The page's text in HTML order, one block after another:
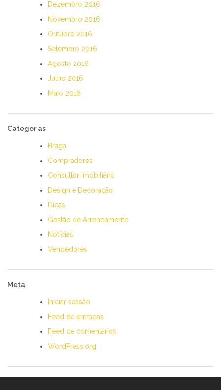
Dezembro 2016
Novembro 2016
Outubro 2016
Setembro 2016
Agosto 2016
Julho 2016
Maio 2016
Categorias
Braga
Compradores
Consultor Imobiliário
Design e Decoração
Dicas
Gestão de Arrendamento
Notícias
Vendedores
Meta
Iniciar sessão
Feed de entradas
Feed de comentários
WordPress.org